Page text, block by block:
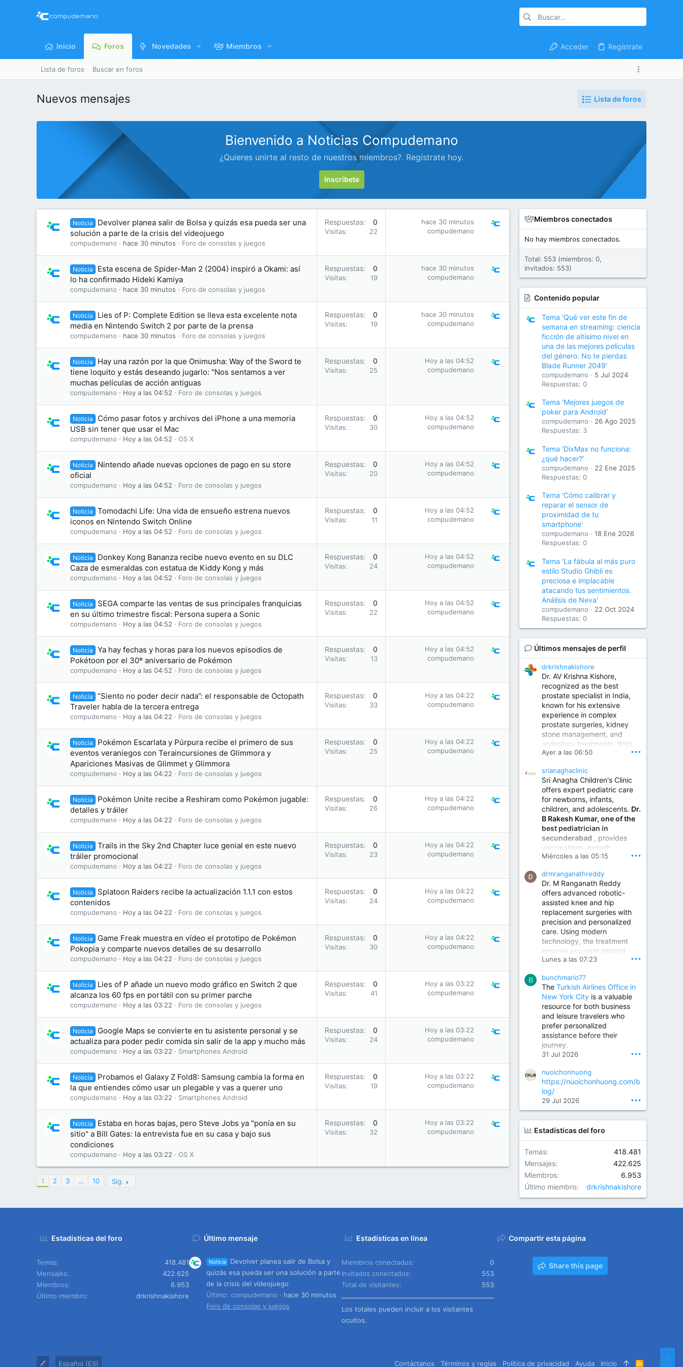
Inicio Foros Novedades Miembros Acceder Regístrate
Lista de foros Buscar en foros
Nuevos mensajes Lista de foros
Bienvenido a Noticias Compudemano
¿Quieres unirte al resto de nuestros miembros?. Regístrate hoy.
Inscríbete
Noticia
Devolver planea salir de Bolsa y quizás esa pueda ser una
solución a parte de la crisis del videojuego
compudemano hace 30 minutos Foro de consolas y juegos
Respuestas 0
Visitas 22
hace 30 minutos
compudemano
Noticia
Esta escena de Spider-Man 2 (2004) inspiró a Okami: así
lo ha confirmado Hideki Kamiya
compudemano hace 30 minutos Foro de consolas y juegos
Respuestas 0
Visitas 19
hace 30 minutos
compudemano
Noticia
Lies of P: Complete Edition se lleva esta excelente nota
media en Nintendo Switch 2 por parte de la prensa
compudemano hace 30 minutos Foro de consolas y juegos
Respuestas 0
Visitas 19
hace 30 minutos
compudemano
Noticia
Hay una razón por la que Onimusha: Way of the Sword te
tiene loquito y estás deseando jugarlo: "Nos sentamos a ver
muchas películas de acción antiguas
compudemano Hoy a las 04:52 Foro de consolas y juegos
Respuestas 0
Visitas 25
Hoy a las 04:52
compudemano
Noticia
Cómo pasar fotos y archivos del iPhone a una memoria
USB sin tener que usar el Mac
compudemano Hoy a las 04:52 OS X
Respuestas 0
Visitas 30
Hoy a las 04:52
compudemano
Noticia
Nintendo añade nuevas opciones de pago en su store
oficial
compudemano Hoy a las 04:52 Foro de consolas y juegos
Respuestas 0
Visitas 20
Hoy a las 04:52
compudemano
Noticia
Tomodachi Life: Una vida de ensueño estrena nuevos
iconos en Nintendo Switch Online
compudemano Hoy a las 04:52 Foro de consolas y juegos
Respuestas 0
Visitas 11
Hoy a las 04:52
compudemano
Noticia
Donkey Kong Bananza recibe nuevo evento en su DLC
Caza de esmeraldas con estatua de Kiddy Kong y más
compudemano Hoy a las 04:52 Foro de consolas y juegos
Respuestas 0
Visitas 24
Hoy a las 04:52
compudemano
Noticia
SEGA comparte las ventas de sus principales franquicias
en su último trimestre fiscal: Persona supera a Sonic
compudemano Hoy a las 04:52 Foro de consolas y juegos
Respuestas 0
Visitas 22
Hoy a las 04:52
compudemano
Noticia
Ya hay fechas y horas para los nuevos episodios de
Pokétoon por el 30º aniversario de Pokémon
compudemano Hoy a las 04:52 Foro de consolas y juegos
Respuestas 0
Visitas 13
Hoy a las 04:52
compudemano
Noticia
“Siento no poder decir nada”: el responsable de Octopath
Traveler habla de la tercera entrega
compudemano Hoy a las 04:22 Foro de consolas y juegos
Respuestas 0
Visitas 33
Hoy a las 04:22
compudemano
Noticia
Pokémon Escarlata y Púrpura recibe el primero de sus
eventos veraniegos con Teraincursiones de Glimmora y
Apariciones Masivas de Glimmet y Glimmora
compudemano Hoy a las 04:22 Foro de consolas y juegos
Respuestas 0
Visitas 25
Hoy a las 04:22
compudemano
Noticia
Pokémon Unite recibe a Reshiram como Pokémon jugable:
detalles y tráiler
compudemano Hoy a las 04:22 Foro de consolas y juegos
Respuestas 0
Visitas 26
Hoy a las 04:22
compudemano
Noticia
Trails in the Sky 2nd Chapter luce genial en este nuevo
tráiler promocional
compudemano Hoy a las 04:22 Foro de consolas y juegos
Respuestas 0
Visitas 23
Hoy a las 04:22
compudemano
Noticia
Splatoon Raiders recibe la actualización 1.1.1 con estos
contenidos
compudemano Hoy a las 04:22 Foro de consolas y juegos
Respuestas 0
Visitas 24
Hoy a las 04:22
compudemano
Noticia
Game Freak muestra en vídeo el prototipo de Pokémon
Pokopia y comparte nuevos detalles de su desarrollo
compudemano Hoy a las 04:22 Foro de consolas y juegos
Respuestas 0
Visitas 30
Hoy a las 04:22
compudemano
Noticia
Lies of P añade un nuevo modo gráfico en Switch 2 que
alcanza los 60 fps en portátil con su primer parche
compudemano Hoy a las 03:22 Foro de consolas y juegos
Respuestas 0
Visitas 41
Hoy a las 03:22
compudemano
Noticia
Google Maps se convierte en tu asistente personal y se
actualiza para poder pedir comida sin salir de la app y mucho más
compudemano Hoy a las 03:22 Smartphones Android
Respuestas 0
Visitas 24
Hoy a las 03:22
compudemano
Noticia
Probamos el Galaxy Z Fold8: Samsung cambia la forma en
la que entiendes cómo usar un plegable y vas a querer uno
compudemano Hoy a las 03:22 Smartphones Android
Respuestas 0
Visitas 19
Hoy a las 03:22
compudemano
Noticia
Estaba en horas bajas, pero Steve Jobs ya "ponía en su
sitio" a Bill Gates: la entrevista fue en su casa y bajo sus
condiciones
compudemano Hoy a las 03:22 OS X
Respuestas 0
Visitas 32
Hoy a las 03:22
compudemano
1 2 3 … 10 Sig.
Miembros conectados
No hay miembros conectados.
Total: 553 (miembros: 0,
invitados: 553)
Contenido popular
Tema 'Qué ver este fin de
semana en streaming: ciencia
ficción de altísimo nivel en
una de las mejores películas
del género. No te pierdas
Blade Runner 2049'
compudemano
5 Jul 2024
Respuestas: 0
Tema 'Mejores juegos de
poker para Android'
compudemano
26 Ago 2025
Respuestas: 3
Tema 'DixMax no funciona:
¿qué hacer?'
compudemano
22 Ene 2025
Respuestas: 0
Tema 'Cómo calibrar y
reparar el sensor de
proximidad de tu
smartphone'
compudemano
18 Ene 2026
Respuestas: 0
Tema 'La fábula al más puro
estilo Studio Ghibli es
preciosa e implacable
atacando tus sentimientos.
Análisis de Neva'
compudemano
22 Oct 2024
Respuestas: 0
Últimos mensajes de perfil
drkrishnakishore
Dr. AV Krishna Kishore,
recognized as the best
prostate specialist in India,
known for his extensive
experience in complex
prostate surgeries, kidney
stone management, and
andrology treatments. With
years of surgical practice and
invasive and robotic
techniques.
Best Urologist in Vijayawada | Urology Specialist in Vijayawada
Dr. A. V. Krishna Kishore,
the Best Urologist...
www.drkrishnakishore.com
Ayer a las 06:50 •••
srianaghaclinic
Sri Anagha Children's Clinic
offers expert pediatric care
for newborns, infants,
children, and adolescents. Dr.
B Rakesh Kumar, one of the
best pediatrician in
secunderabad , provides
vaccinations, growth
monitoring, newborn care,
illnesses, nutrition guidance,
and preventive healthcare in
a child-friendly environment.
Children Hospital in Secunderabad | Best Pediatrician in Hyderabad | Neonatologist in Medchal
Our pediatrician and
Neonatologist team at...
www.srianaghaclinic.com
Miércoles a las 05:15 •••
drmranganathreddy
Dr. M Ranganath Reddy
offers advanced robotic-
assisted knee and hip
replacement surgeries with
precision and personalized
care. Using modern
technology, the treatment
ensures accurate implant
placement, reduced pain,
improved joint function,
helping patients return to an
active and comfortable
lifestyle.
Orthopedic Surgeon in Kondapur | Best Orthopedic Doctor in Kondapur | Dr. M. Ranganath Reddy
Consult Dr. M. Ranganath
Reddy, the best...
www.drranganathreddy.co
m
Lunes a las 07:23 •••
B bunchmario77
The Turkish Airlines Office in
New York City is a valuable
resource for both business
and leisure travelers who
prefer personalized
assistance before their
journey.
31 Jul 2026 •••
nuoichonhuong
https://nuoichonhuong.com/b
log/
29 Jul 2026 •••
Estadísticas del foro
Temas
418.481
Mensajes
422.625
Miembros
6.953
Último miembro
drkrishnakishore
Estadísticas del foro
Temas
418.481
Mensajes
422.625
Miembros
6.953
Último miembro
drkrishnakishore
Último mensaje
Noticia
Devolver planea salir de Bolsa y
quizás esa pueda ser una solución a parte
de la crisis del videojuego
Último: compudemano
hace 30 minutos
Foro de consolas y juegos
Estadísticas en línea
Miembros conectados
0
Invitados conectados
553
Total de visitantes
553
Los totales pueden incluir a los visitantes
ocultos.
Compartir esta página
Share this page
Español (ES) Contáctanos Términos y reglas Política de privacidad Ayuda Inicio
R